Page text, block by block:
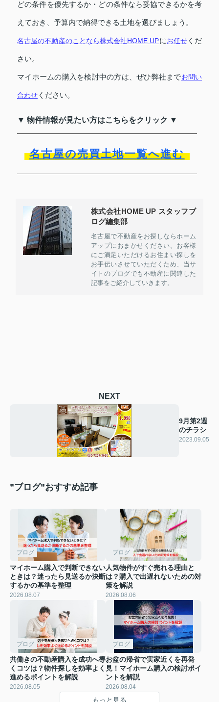
どの条件を優先するか・どの条件なら妥協できるかを考
えておき、予算内で納得できる土地を選びましょう。
名古屋の不動産のことなら株式会社HOME UPにお任せくだ
さい。
マイホームの購入を検討中の方は、ぜひ弊社までお問い
合わせ ください。
▼ 物件情報が見たい方はこちらをクリック ▼
名古屋の売買土地一覧へ進む
株式会社HOME UP スタッフブ
ログ編集部
名古屋で不動産をお探しならホーム
アップにおまかせください。お客様
にご満足いただけるお住まい探しを
お手伝いさせていただくため、当サ
イトのブログでも不動産に関連した
記事をご紹介していきます。
NEXT
9月第2週
のチラシ
2023.09.05
”ブログ”おすすめ記事
ブログ
マイホーム購入で判断できない
ときは？迷ったら見送るか決断
するかの基準を整理
2026.08.07
ブログ
人気物件がすぐ売れる理由と
は？購入で出遅れないための対
策を解説
2026.08.06
ブログ
共働きの不動産購入を成功へ導
くコツは？物件探しを効率よく
進めるポイントを解説
2026.08.05
ブログ
お盆の帰省で実家近くを再発
見！マイホーム購入の検討ポイ
ントを解説
2026.08.04
もっと見る